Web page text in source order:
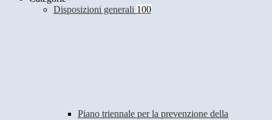
Disposizioni generali 100
Piano triennale per la prevenzione della